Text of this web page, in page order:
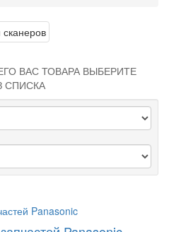
ВАС ТОВАРА ВЫБЕРИТЕ
СПИСКА